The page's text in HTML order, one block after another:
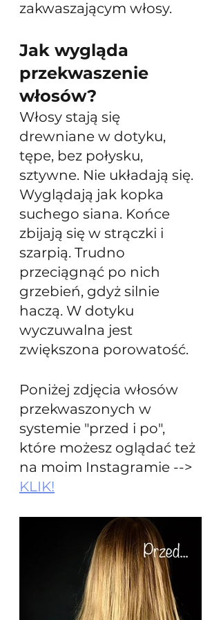
zakwaszającym włosy.
Jak wygląda
przekwaszenie
włosów?
Włosy stają się
drewniane w dotyku,
tępe, bez połysku,
sztywne. Nie układają się.
Wyglądają jak kopka
suchego siana. Końce
zbijają się w strączki i
szarpią. Trudno
przeciągnąć po nich
grzebień, gdyż silnie
haczą. W dotyku
wyczuwalna jest
zwiększona porowatość.
Poniżej zdjęcia włosów
przekwaszonych w
systemie "przed i po",
które możesz oglądać też
na moim Instagramie -->
KLIK!